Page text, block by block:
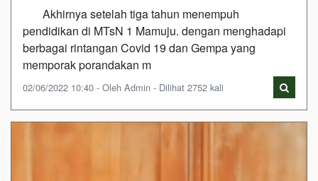
Akhirnya setelah tiga tahun menempuh
pendidikan di MTsN 1 Mamuju. dengan menghadapi
berbagai rintangan Covid 19 dan Gempa yang
memporak porandakan m
02/06/2022 10:40 - Oleh Admin - Dilihat 2752 kali